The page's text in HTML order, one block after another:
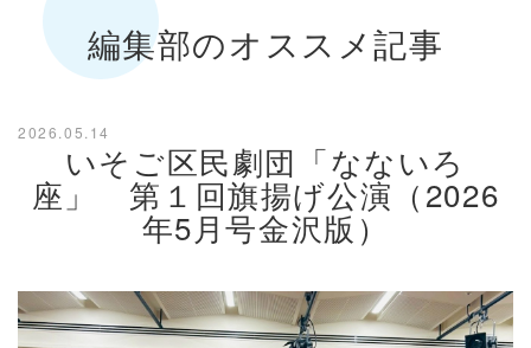
編集部のオススメ記事
2026.05.14
いそご区民劇団「なないろ
座」 第１回旗揚げ公演（2026
年5月号金沢版）